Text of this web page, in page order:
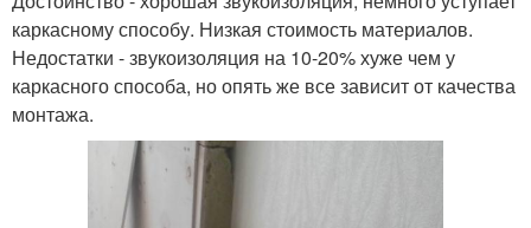
каркасному способу. Низкая стоимость материалов.
Недостатки - звукоизоляция на 10-20% хуже чем у
каркасного способа, но опять же все зависит от качества
монтажа.